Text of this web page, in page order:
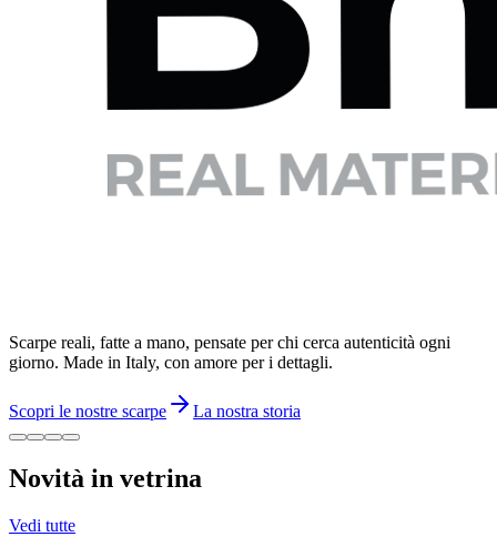
Scarpe reali, fatte a mano, pensate per chi cerca autenticità ogni
giorno. Made in Italy, con amore per i dettagli.
Scopri le nostre scarpe La nostra storia
Novità in vetrina
Vedi tutte